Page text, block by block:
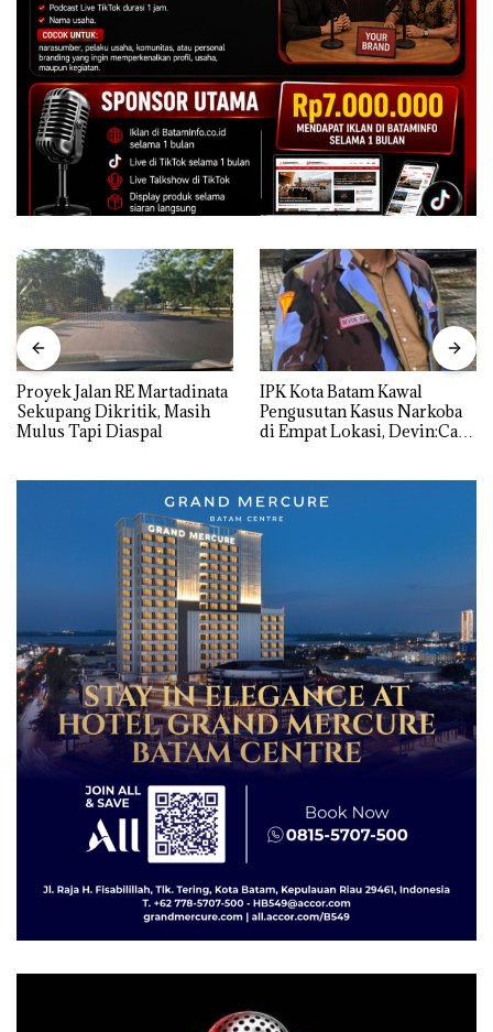
Proyek Jalan RE Martadinata
Sekupang Dikritik, Masih
Mulus Tapi Diaspal
IPK Kota Batam Kawal
Pengusutan Kasus Narkoba
di Empat Lokasi, Devin:Cari